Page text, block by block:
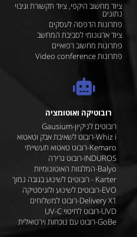
ציוד מחשוב היקפי, ציוד תקשורת וגיבוי
נתונים
פתרונות הדפסה לעסקים
ציוד ארגונומי לסביבת המחשב
פתרונות מחשוב רפואיים
פתרונות Video conference
רובוטיקה ואוטומציה
רובוטים לניקיון-Gausium
Whiz i-רובוט לשאיבת אבק וטאטוא
Kemaro-רובוט טאטוא תעשייתי
INDUROS-רובוט גרירה
Balyo-המלגזות האוטונומיות
Karter - רובוטים לשינוע בגובה נמוך
EVO-רובוטים לשינוע ולוגיסטיקה
Delivery X1-רובוט למשלוחים
UVD-רובוט לחיטוי UV-C
GoBe-רובוט עם נוכחות וירטואלית